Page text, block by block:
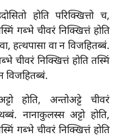
होति परिक्खित्तो च,
गब्भे चीवरं निक्खित्तं होति
हत्थपासा वा न विजहितब्बं.
चीवरं निक्खित्तं होति तस्मिं
विजहितब्बं.
होति, अन्तोअट्टे चीवरं
नानाकुलस्स अट्टो होति,
गब्भे चीवरं निक्खित्तं होति